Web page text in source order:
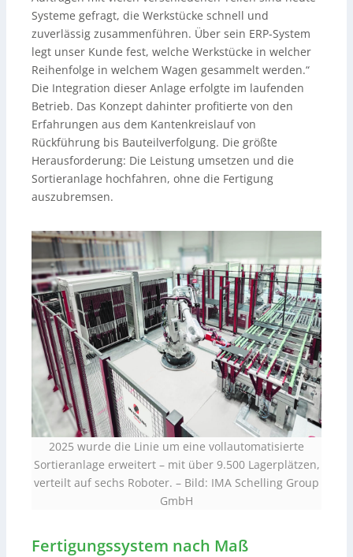
Systeme gefragt, die Werkstücke schnell und
zuverlässig zusammenführen. Über sein ERP-System
legt unser Kunde fest, welche Werkstücke in welcher
Reihenfolge in welchem Wagen gesammelt werden.“
Die Integration dieser Anlage erfolgte im laufenden
Betrieb. Das Konzept dahinter profitierte von den
Erfahrungen aus dem Kantenkreislauf von
Rückführung bis Bauteilverfolgung. Die größte
Herausforderung: Die Leistung umsetzen und die
Sortieranlage hochfahren, ohne die Fertigung
auszubremsen.
2025 wurde die Linie um eine vollautomatisierte
Sortieranlage erweitert – mit über 9.500 Lagerplätzen,
verteilt auf sechs Roboter. – Bild: IMA Schelling Group
GmbH
Fertigungssystem nach Maß